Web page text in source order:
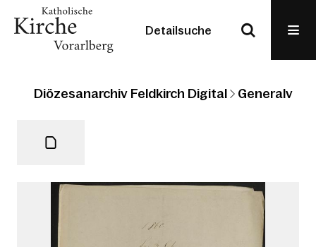
Detailsuche
Diözesanarchiv Feldkirch Digital